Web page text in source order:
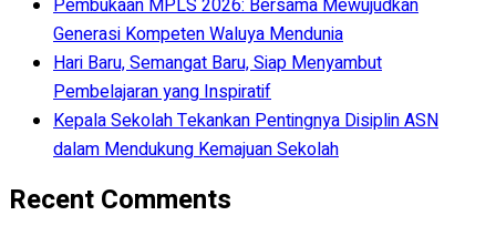
Generasi Kompeten Waluya Mendunia
Hari Baru, Semangat Baru, Siap Menyambut
Pembelajaran yang Inspiratif
Kepala Sekolah Tekankan Pentingnya Disiplin ASN
dalam Mendukung Kemajuan Sekolah
Recent Comments